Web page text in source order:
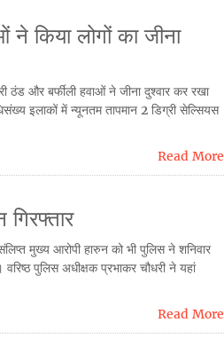
किया लोगों का जीना
ठंड और बर्फीली हवाओं ने जीना दुश्वार कर रखा
इलाकों में न्यूनतम तापमान 2 डिग्री सेल्सियस
Read More
मुख्य आरोपी हारुन को भी पुलिस ने शनिवार
पुलिस अधीक्षक प्रभाकर चौधरी ने यहां
Read More